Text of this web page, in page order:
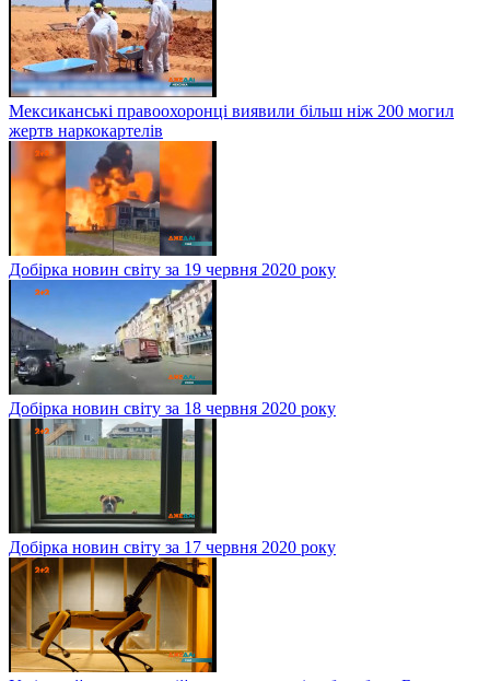
Мексиканські правоохоронці виявили більш ніж 200 могил
жертв наркокартелів
Добірка новин світу за 19 червня 2020 року
Добірка новин світу за 18 червня 2020 року
Добірка новин світу за 17 червня 2020 року